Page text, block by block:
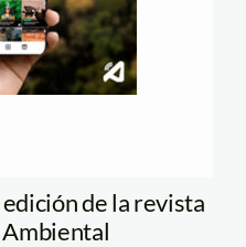
de la revista